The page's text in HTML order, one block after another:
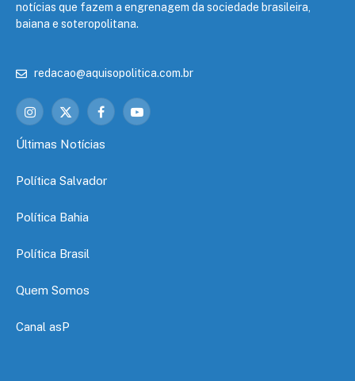
notícias que fazem a engrenagem da sociedade brasileira,
baiana e soteropolitana.
redacao@aquisopolitica.com.br
Instagram
X
FacebookYouTube
Últimas Notícias
Política Salvador
Política Bahia
Política Brasil
Quem Somos
Canal asP